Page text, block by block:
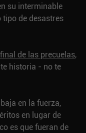
su interminable
tipo de desastres
de las precuelas,
historia - no te
en la fuerza,
en lugar de
es que fueran de